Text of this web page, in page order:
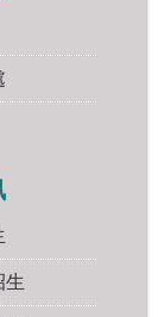
生